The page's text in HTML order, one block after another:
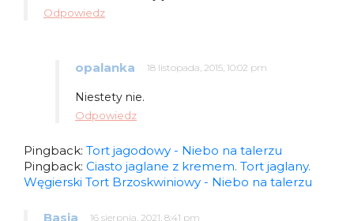
Odpowiedz
opalanka 18 listopada, 2015, 10:02 pm
Niestety nie.
Odpowiedz
Pingback: Tort jagodowy - Niebo na talerzu
Pingback: Ciasto jaglane z kremem. Tort jaglany.
Węgierski Tort Brzoskwiniowy - Niebo na talerzu
Basia 16 sierpnia, 2021, 8:41 pm